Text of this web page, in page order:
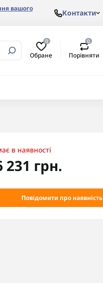
вашого
Контакти
0
Обране
0
Порівняти
в наявності
231 грн.
Повідомити про наявність